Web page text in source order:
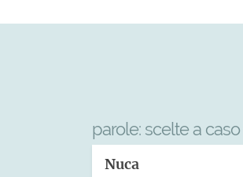
parole: scelte a caso
Nuca